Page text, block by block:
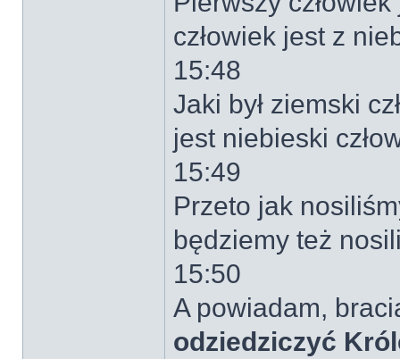
człowiek jest z
15:48
Jaki był ziemski
jest niebieski
15:49
Przeto jak
będziemy też
15:50
A powiadam,
odziedziczyć